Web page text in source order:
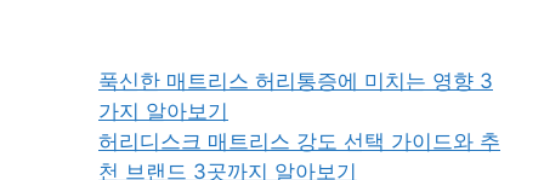
푹신한 매트리스 허리통증에 미치는 영향 3
가지 알아보기
허리디스크 매트리스 강도 선택 가이드와 추
천 브랜드 3곳까지 알아보기